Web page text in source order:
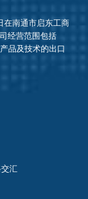
在南通市启东工商
经营范围包括
品及技术的出口
汇